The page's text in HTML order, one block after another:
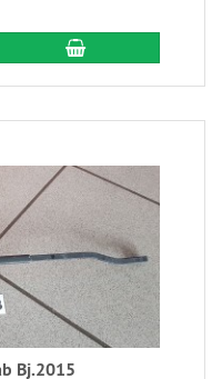
Bj.2015